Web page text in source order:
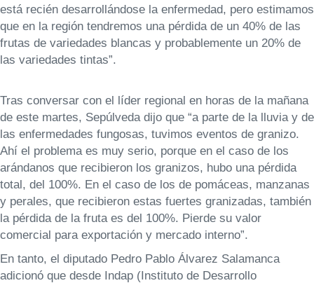
está recién desarrollándose la enfermedad, pero estimamos
que en la región tendremos una pérdida de un 40% de las
frutas de variedades blancas y probablemente un 20% de
las variedades tintas”.
Tras conversar con el líder regional en horas de la mañana
de este martes, Sepúlveda dijo que “a parte de la lluvia y de
las enfermedades fungosas, tuvimos eventos de granizo.
Ahí el problema es muy serio, porque en el caso de los
arándanos que recibieron los granizos, hubo una pérdida
total, del 100%. En el caso de los de pomáceas, manzanas
y perales, que recibieron estas fuertes granizadas, también
la pérdida de la fruta es del 100%. Pierde su valor
comercial para exportación y mercado interno”.
En tanto, el diputado Pedro Pablo Álvarez Salamanca
adicionó que desde Indap (Instituto de Desarrollo